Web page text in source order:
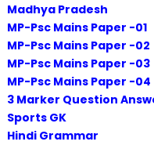
Madhya Pradesh
MP-Psc Mains Paper -01
MP-Psc Mains Paper -02
MP-Psc Mains Paper -03
MP-Psc Mains Paper -04
3 Marker Question
Sports GK
Hindi Grammar